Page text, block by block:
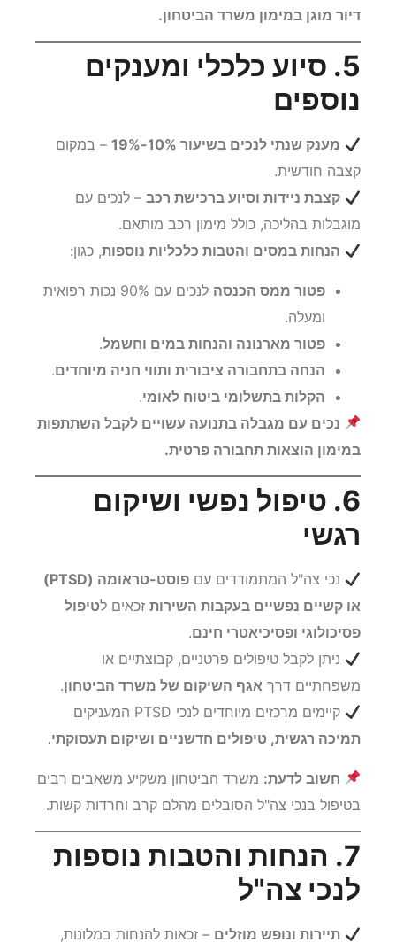
דיור מוגן במימון משרד הביטחון.
5. סיוע כלכלי ומענקים
נוספים
מענק שנתי לנכים בשיעור 10%-19%
– במקום
קצבה חודשית.
קצבת ניידות וסיוע ברכישת רכב – לנכים עם
מוגבלות בהליכה, כולל מימון רכב מותאם.
הנחות במסים והטבות כלכליות נוספות, כגון:
פטור ממס הכנסה
לנכים עם 90% נכות רפואית
ומעלה.
פטור מארנונה והנחות במים וחשמל.
הנחה בתחבורה ציבורית ותווי חניה מיוחדים.
הקלות בתשלומי ביטוח לאומי.
נכים עם מגבלה בתנועה עשויים לקבל השתתפות
במימון הוצאות תחבורה פרטית.
6. טיפול נפשי ושיקום
רגשי
נכי צה"ל המתמודדים עם
פוסט-טראומה (PTSD)
או קשיים נפשיים בעקבות השירות זכאים לטיפול
פסיכולוגי ופסיכיאטרי חינם.
ניתן לקבל טיפולים פרטניים, קבוצתיים או
משפחתיים דרך אגף השיקום של משרד הביטחון.
קיימים מרכזים מיוחדים לנכי PTSD המעניקים
תמיכה רגשית, טיפולים חדשניים ושיקום תעסוקתי.
חשוב לדעת: משרד הביטחון משקיע משאבים רבים
בטיפול בנכי צה"ל הסובלים מהלם קרב וחרדות קשות.
7. הנחות והטבות נוספות
לנכי צה"ל
תיירות ונופש מוזלים – זכאות להנחות במלונות,